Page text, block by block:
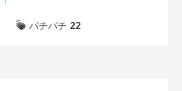
パチパチ 22